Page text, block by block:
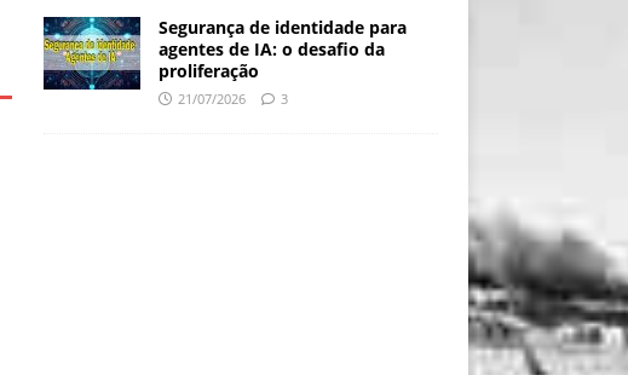
Segurança de identidade para
agentes de IA: o desafio da
proliferação
21/07/2026 3